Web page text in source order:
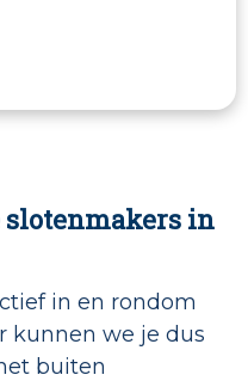
slotenmakers in
in en rondom
kunnen we je dus
buiten